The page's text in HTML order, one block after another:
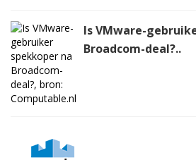
Is VMware-
Broadcom-deal?..